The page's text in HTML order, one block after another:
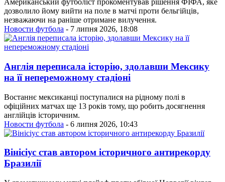
Американський футболіст прокоментував рішення ФІФА, яке
дозволило йому вийти на поле в матчі проти бельгійців,
незважаючи на раніше отримане вилучення.
Новости футбола - 7 липня 2026, 18:08
Англія переписала історію, здолавши Мексику
на її непереможному стадіоні
Востаннє мексиканці поступалися на рідному полі в
офіційних матчах ще 13 років тому, що робить досягнення
англійців історичним.
Новости футбола - 6 липня 2026, 10:43
Вінісіус став автором історичного антирекорду
Бразилії